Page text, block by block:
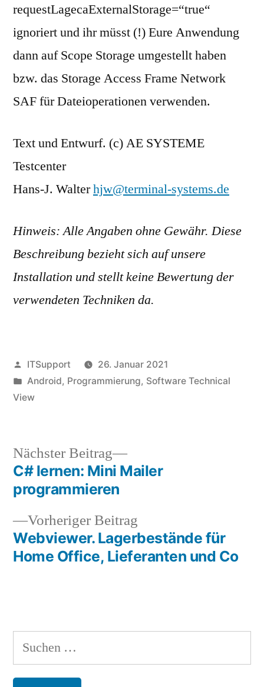
requestLagecaExternalStorage=“true“
ignoriert und ihr müsst (!) Eure Anwendung
dann auf Scope Storage umgestellt haben
bzw. das Storage Access Frame Network
SAF für Dateioperationen verwenden.
Text und Entwurf. (c) AE SYSTEME
Testcenter
Hans-J. Walterhjw@terminal-systems.de
Hinweis: Alle Angaben ohne Gewähr. Diese
Beschreibung bezieht sich auf unsere
Installation und stellt keine Bewertung der
verwendeten Techniken da.
Veröffentlicht
von
ITSupport
26. Januar 2021
Veröffentlicht
in
Android, Programmierung, Software Technical
View
Beitragsnavigation
Vorheriger Beitrag
Beitrag:
Webviewer. Lagerbestände für
Home Office, Lieferanten und Co
Nächster Beitrag
Nächster
Beitrag:
C# lernen: Mini Mailer
programmieren
Suchen
nach: